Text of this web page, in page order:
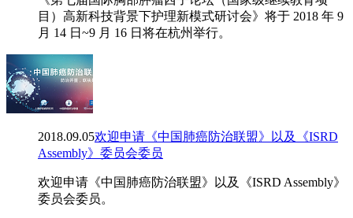
目）高新科技背景下护理新模式研讨会》将于 2018 年 9
月 14 日~9 月 16 日将在杭州举行。
2018.09.05欢迎申请《中国肺癌防治联盟》以及《ISRD
Assembly》委员会委员
欢迎申请《中国肺癌防治联盟》以及《ISRD Assembly》
委员会委员。